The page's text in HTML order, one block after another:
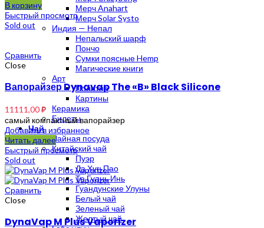
Мерч Anahart
Мерч Solar Systo
Индия — Непал
Непальский шарф
Пончо
Сумки поясные Hemp
Магические книги
Арт
Полотна
Картины
Керамика
Билеты
Чай
Чайная посуда
Китайский чай
Пуэр
Да Хун Пао
Те Гуань Инь
Гуандунские Улуны
Белый чай
Зеленый чай
Желтый чай
В корзину
Быстрый просмотр
Sold out
Сравнить
Close
Вапорайзер Dynavap The «B» Black Silicone
11111,00₽
самый компактный вапорайзер
Добавить в избранное
Читать далее
Быстрый просмотр
Sold out
Сравнить
Close
DynaVap M Plus Vaporizer